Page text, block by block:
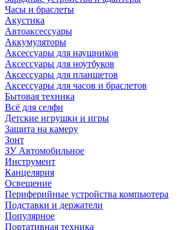
Часы и браслеты
Акустика
Автоаксессуары
Аккумуляторы
Аксессуары для наушников
Аксессуары для ноутбуков
Аксессуары для планшетов
Аксессуары для часов и браслетов
Бытовая техника
Всё для селфи
Детские игрушки и игры
Защита на камеру
Зонт
ЗУ Автомобильное
Инструмент
Канцелярия
Освещение
Периферийные устройства компьютера
Подставки и держатели
Популярное
Портативная техника